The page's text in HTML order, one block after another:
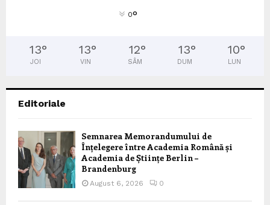
0°
13°
JOI
13°
VIN
12°
SÂM
13°
DUM
10°
LUN
Editoriale
Semnarea Memorandumului de
Înțelegere între Academia Română și
Academia de Științe Berlin –
Brandenburg
August 6, 2026 0